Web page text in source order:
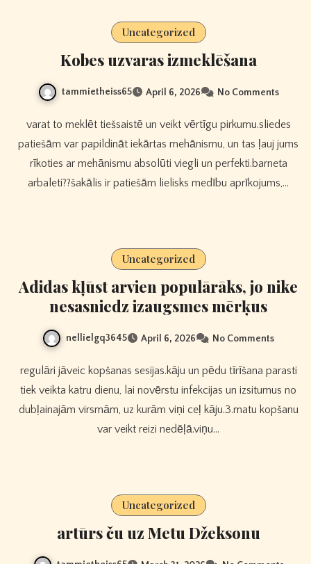
Uncategorized
Kobes uzvaras izmeklēšana
tammietheiss65 April 6, 2026 No Comments
varat to meklēt tiešsaistē un veikt vērtīgu pirkumu.sliedes
patiešām var papildināt iekārtas mehānismu, un tas ļauj jums
rīkoties ar mehānismu absolūti viegli un perfekti.barneta
arbaleti??šakālis ir patiešām lielisks medību aprīkojums,…
Uncategorized
Adidas kļūst arvien populārāks, jo nike
nesasniedz izaugsmes mērķus
nellielgq3645 April 6, 2026 No Comments
regulāri jāveic kopšanas sesijas.kāju un pēdu tīrīšana parasti
tiek veikta katru dienu, lai novērstu infekcijas un izsitumus no
dubļainajām virsmām, uz kurām viņi ceļ kāju.3.matu kopšanu
var veikt reizi nedēļā.viņu…
Uncategorized
artūrs ču uz Metu Džeksonu